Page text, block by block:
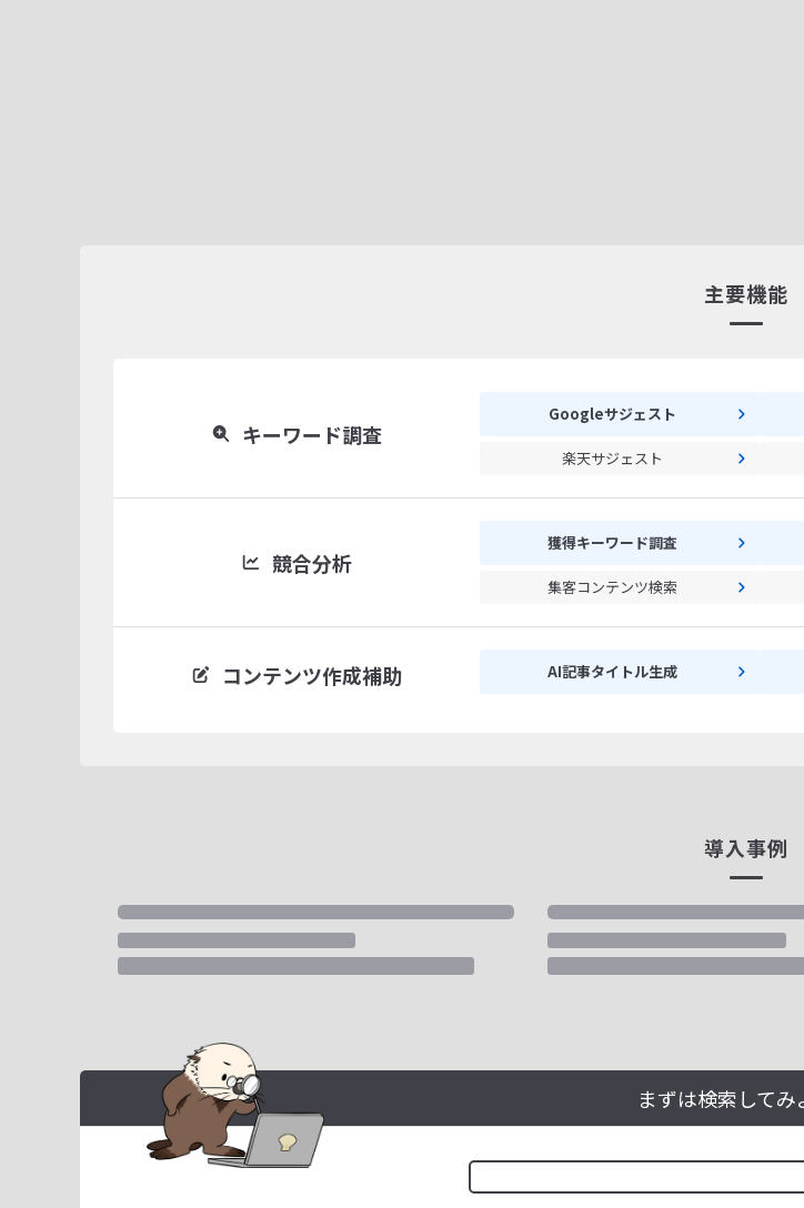
主要機能
キーワード調査
Googleサジェスト
楽天サジェスト
競合分析
獲得キーワード調査
集客コンテンツ検索
コンテンツ作成補助 AI記事タイトル生成
導入事例
まずは検索してみ